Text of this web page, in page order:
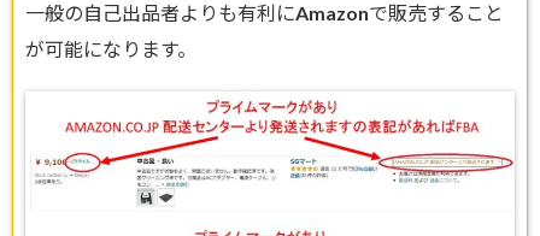
一般の自己出品者よりも有利にAmazonで販売すること
が可能になります。